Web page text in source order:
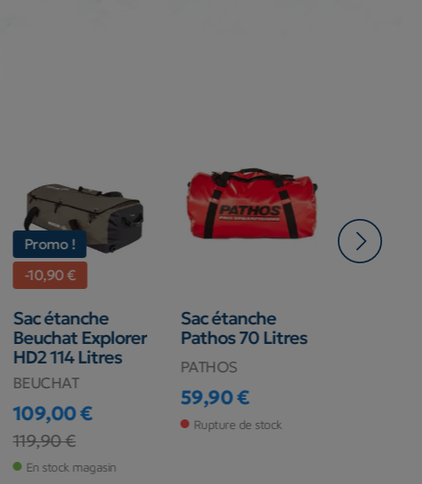
Promo !
-10,90 €
Sac étanche
Beuchat Explorer
HD2 114 Litres
BEUCHAT
Prix
109,00 €
Prix de base
119,90 €
En stock magasin
Sac étanche
Pathos 70 Litres
PATHOS
Prix
59,90 €
Rupture de stock